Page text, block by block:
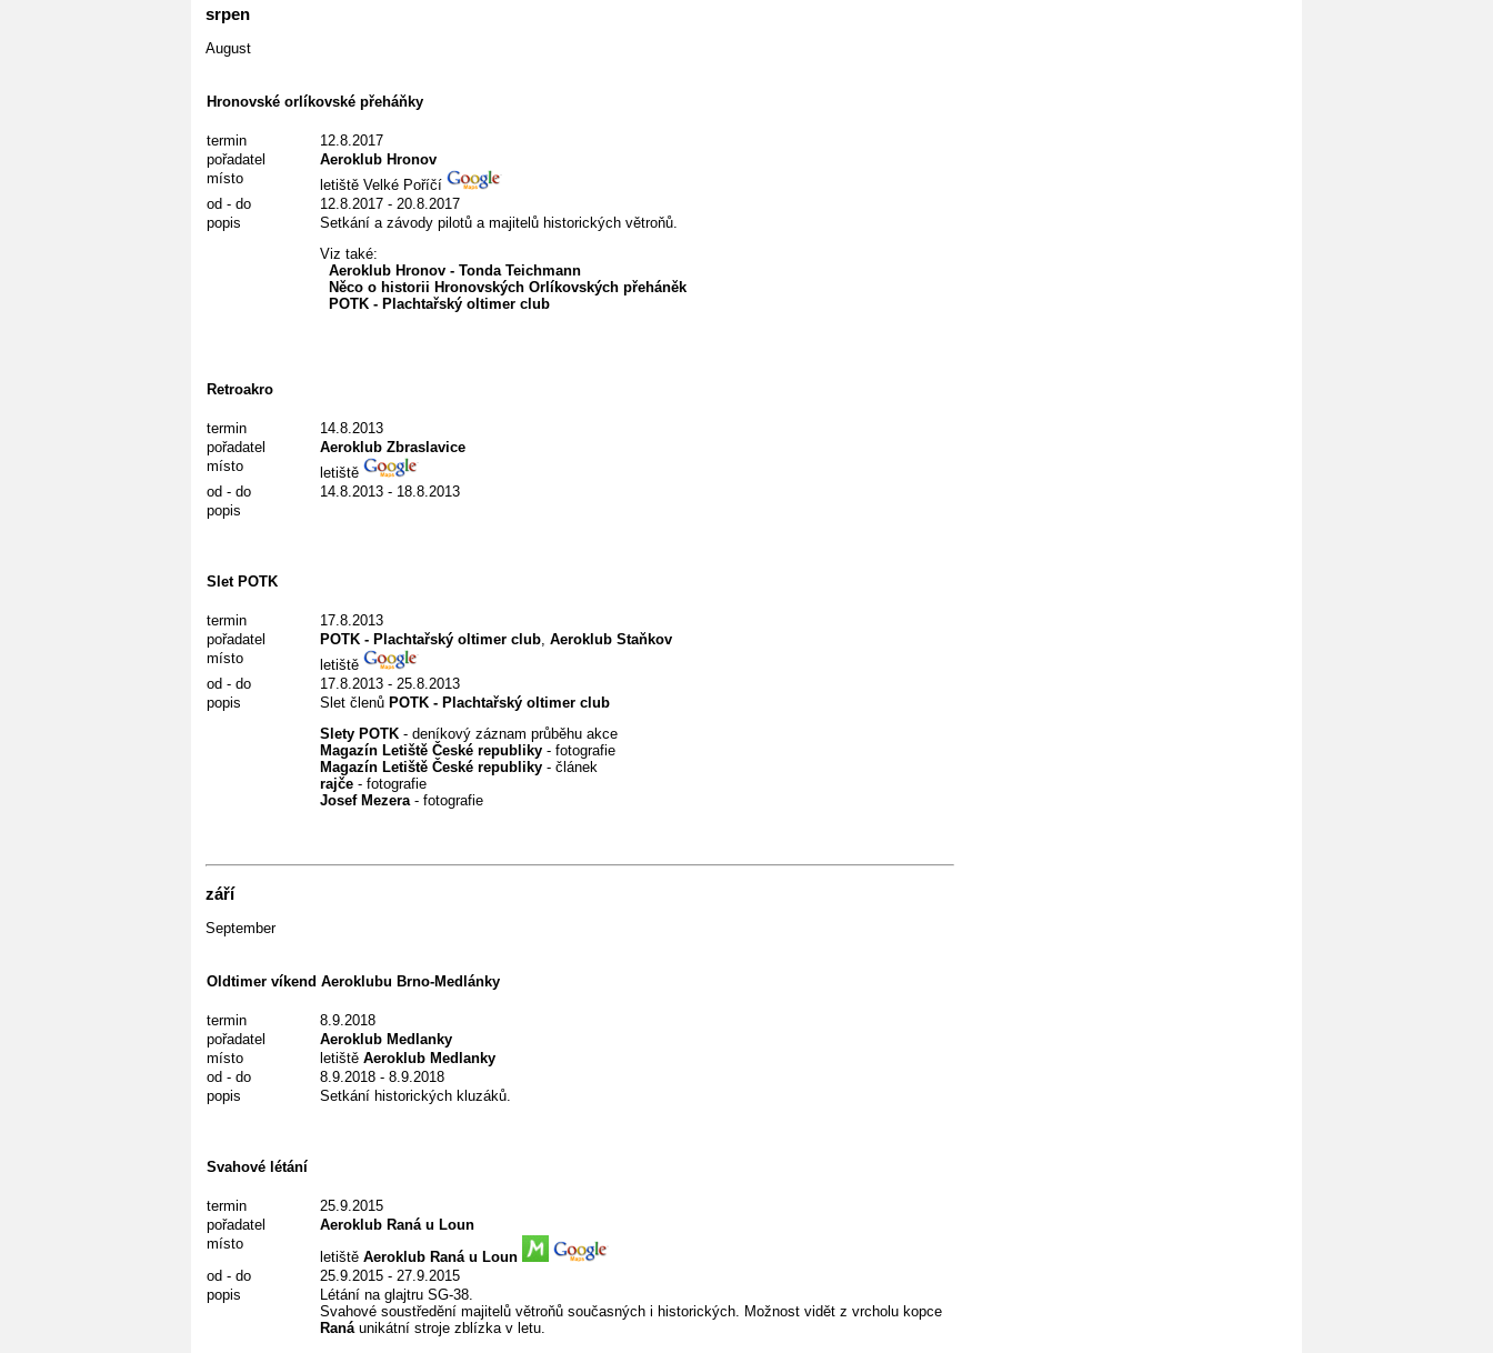
srpen
August
Hronovské orlíkovské přeháňky
termin
12.8.2017
pořadatel
Aeroklub Hronov
místo
letiště Velké Poříčí
od - do
12.8.2017 - 20.8.2017
popis
Setkání a závody pilotů a majitelů historických větroňů.
Viz také:
Aeroklub Hronov - Tonda Teichmann
Něco o historii Hronovských Orlíkovských přeháněk
POTK - Plachtařský oltimer club
Retroakro
termin
14.8.2013
pořadatel
Aeroklub Zbraslavice
místo
letiště
od - do
14.8.2013 - 18.8.2013
popis
Slet POTK
termin
17.8.2013
pořadatel
POTK - Plachtařský oltimer club Aeroklub Staňkov
místo
letiště
od - do
17.8.2013 - 25.8.2013
popis
Slet členů POTK - Plachtařský oltimer club
Slety POTK - deníkový záznam průběhu akce
Magazín Letiště České republiky - fotografie
Magazín Letiště České republiky - článek
rajče - fotografie
Josef Mezera - fotografie
září
September
Oldtimer víkend Aeroklubu Brno-Medlánky
termin
8.9.2018
pořadatel
Aeroklub Medlanky
místo
letiště Aeroklub Medlanky
od - do
8.9.2018 - 8.9.2018
popis
Setkání historických kluzáků.
Svahové létání
termin
25.9.2015
pořadatel
Aeroklub Raná u Loun
místo
letiště Aeroklub Raná u Loun
od - do
25.9.2015 - 27.9.2015
popis
Létání na glajtru SG-38.
Svahové soustředění majitelů větroňů současných i historických. Možnost vidět z vrcholu kopce
Raná unikátní stroje zblízka v letu.